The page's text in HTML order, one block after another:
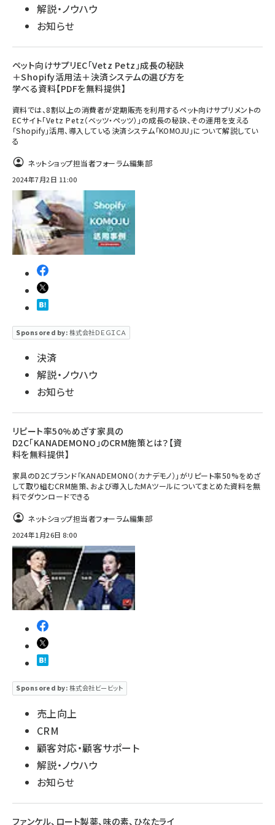
解説・ノウハウ
お知らせ
ペット向けサプリEC「Vetz Petz」成長の秘訣
＋Shopify活用法＋決済システムの選び方を
学べる資料【PDFを無料提供】
資料では、8割以上の消費者が定期販売を利用するペット向けサプリメントの
ECサイト「Vetz Petz（ベッツ・ペッツ）」の成長の秘訣、その運用を支える
「Shopify」活用、導入している決済システム「KOMOJU」について解説してい
る
ネットショップ担当者フォーラム編集部
2024年7月2日 11:00
Sponsored by: 株式会社ＤＥＧＩＣＡ
決済
解説・ノウハウ
お知らせ
リピート率50%めざす家具の
D2C「KANADEMONO」のCRM施策とは？【資
料を無料提供】
家具のD2Cブランド「KANADEMONO（カナデモノ）」がリピート率50%をめざ
して取り組むCRM施策、および導入したMAツールについてまとめた資料を無
料でダウンロードできる
ネットショップ担当者フォーラム編集部
2024年1月26日 8:00
Sponsored by: 株式会社ビービット
売上向上
CRM
顧客対応・顧客サポート
解説・ノウハウ
お知らせ
ファンケル、ロート製薬、味の素、ひなたライ